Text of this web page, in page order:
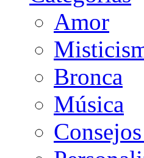
Amor
Bronca
Música